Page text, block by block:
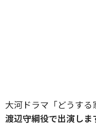
大河ドラマ「どうする
渡辺守綱役で出演しま